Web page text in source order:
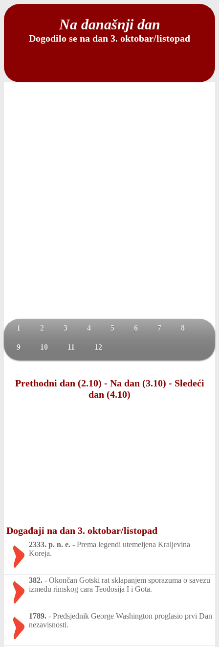
Na današnji dan
Dogodilo se na dan 3. oktobar/listopad
1 2 3 4 5 6 7 8
9 10 11 12
Prethodni dan (2.10) - Na dan (3.10) - Sledeći
dan (4.10)
Događaji na dan 3. oktobar/listopad
2333. p. n. e. - Prema legendi utemeljena Kraljevina
Koreja.
382. - Okončan Gotski rat sklapanjem sporazuma o savezu
između rimskog cara Teodosija I i Gota.
1789. - Predsjednik George Washington proglasio prvi Dan
nezavisnosti.